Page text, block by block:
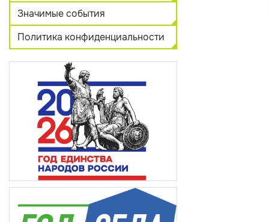
Значимые события
Политика конфиденциальности